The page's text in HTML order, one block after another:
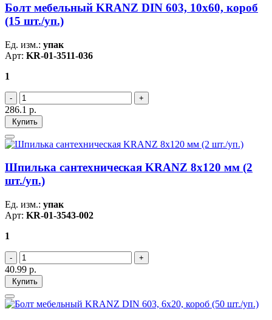
Болт мебельный KRANZ DIN 603, 10х60, короб
(15 шт./уп.)
Ед. изм.: упак
Арт: KR-01-3511-036
1
286.1 р.
Купить
Шпилька сантехническая KRANZ 8х120 мм (2
шт./уп.)
Ед. изм.: упак
Арт: KR-01-3543-002
1
40.99 р.
Купить